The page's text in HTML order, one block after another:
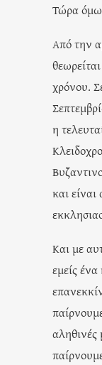
Τώρα
Από την
χρόνου.
η
και
Και με
εμείς
αληθινές